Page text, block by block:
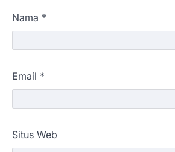
Nama *
Email *
Situs Web